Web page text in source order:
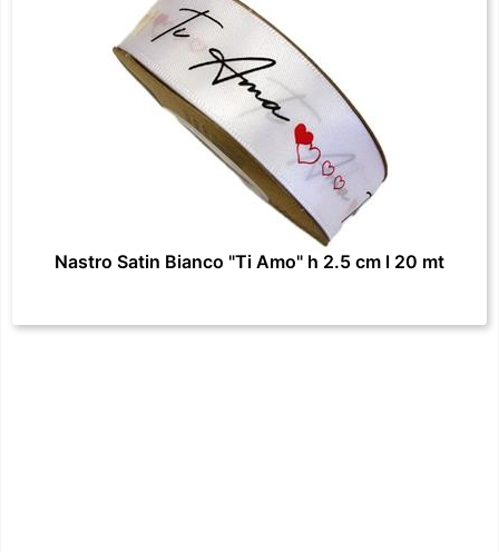
Nastro Satin Bianco "Ti Amo" h 2.5 cm l 20 mt